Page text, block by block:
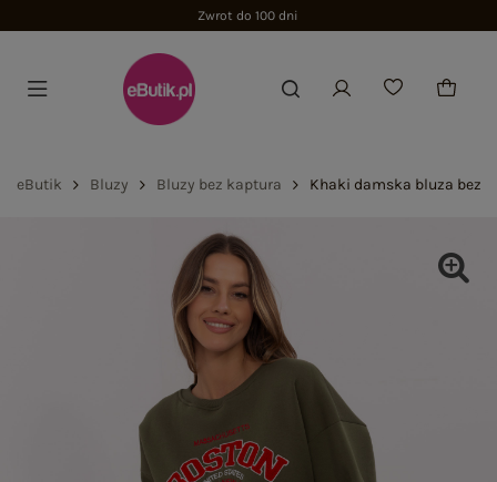
Zwrot do 100 dni
eButik Bluzy Bluzy bez kaptura Khaki damska bluza bez